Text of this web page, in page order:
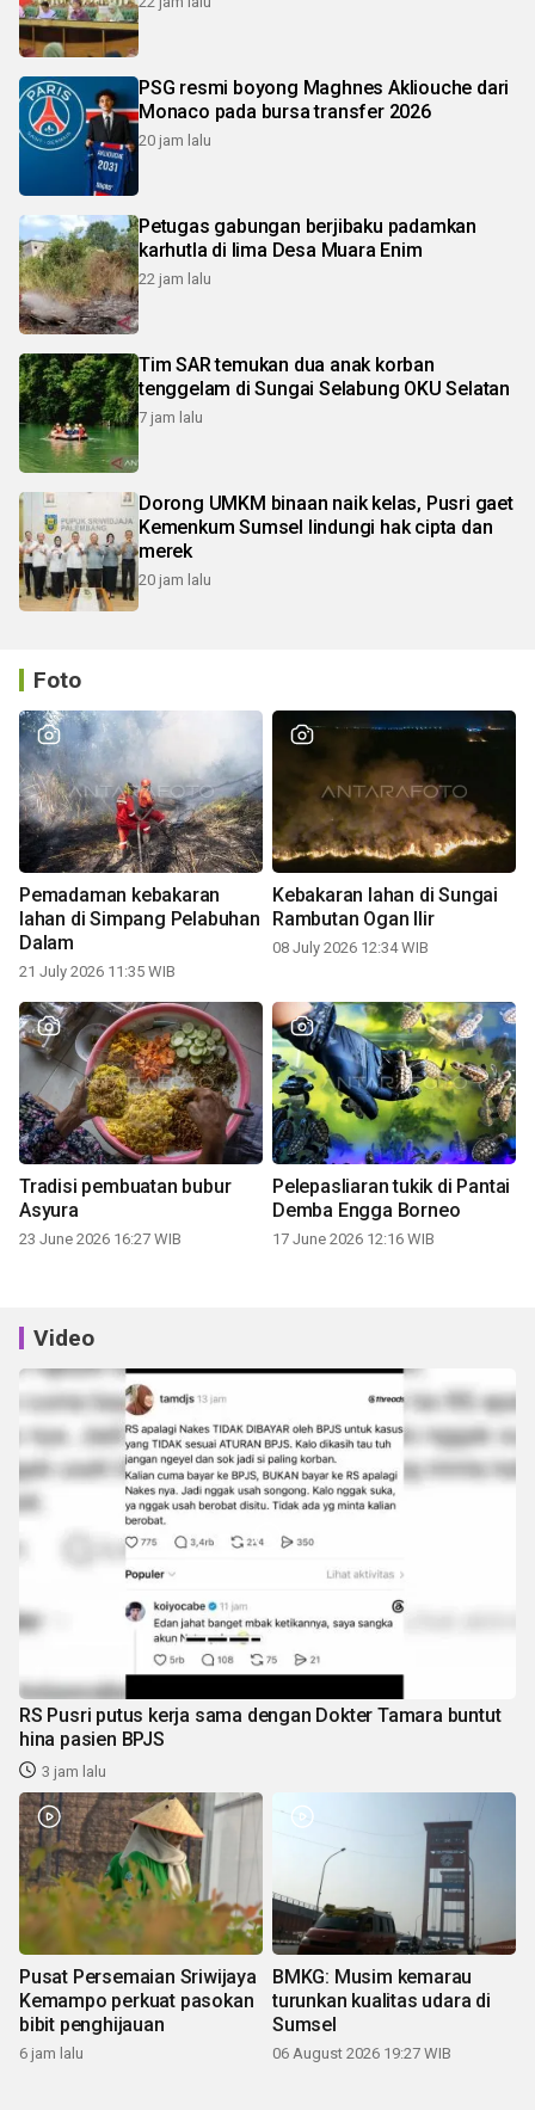
PSG resmi boyong Maghnes Akliouche dari
Monaco pada bursa transfer 2026
20 jam lalu
Petugas gabungan berjibaku padamkan
karhutla di lima Desa Muara Enim
22 jam lalu
Tim SAR temukan dua anak korban
tenggelam di Sungai Selabung OKU Selatan
7 jam lalu
Dorong UMKM binaan naik kelas, Pusri gaet
Kemenkum Sumsel lindungi hak cipta dan
merek
20 jam lalu
Foto
Pemadaman kebakaran
lahan di Simpang Pelabuhan
Dalam
21 July 2026 11:35 WIB
Kebakaran lahan di Sungai
Rambutan Ogan Ilir
08 July 2026 12:34 WIB
Tradisi pembuatan bubur
Asyura
23 June 2026 16:27 WIB
Pelepasliaran tukik di Pantai
Demba Engga Borneo
17 June 2026 12:16 WIB
Video
RS Pusri putus kerja sama dengan Dokter Tamara buntut
hina pasien BPJS
3 jam lalu
Pusat Persemaian Sriwijaya
Kemampo perkuat pasokan
bibit penghijauan
6 jam lalu
BMKG: Musim kemarau
turunkan kualitas udara di
Sumsel
06 August 2026 19:27 WIB